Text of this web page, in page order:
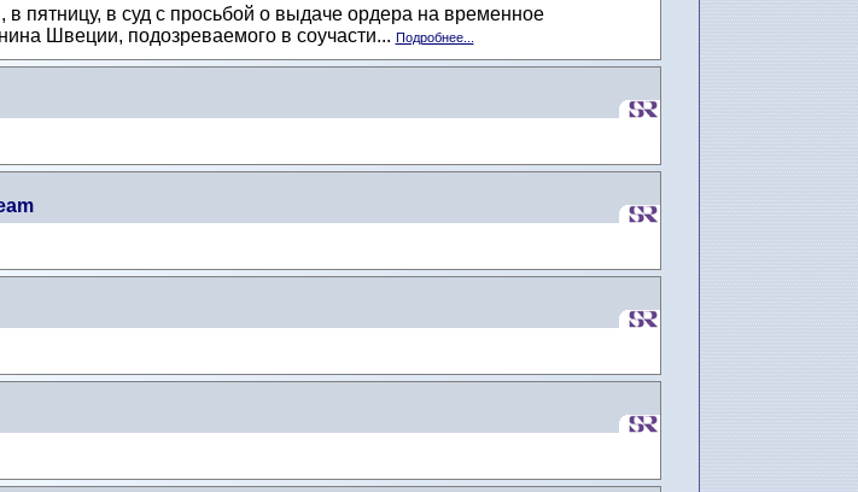
пятницу, в суд с просьбой о выдаче ордера на временное
Швеции, подозреваемого в соучасти... Подробнее...